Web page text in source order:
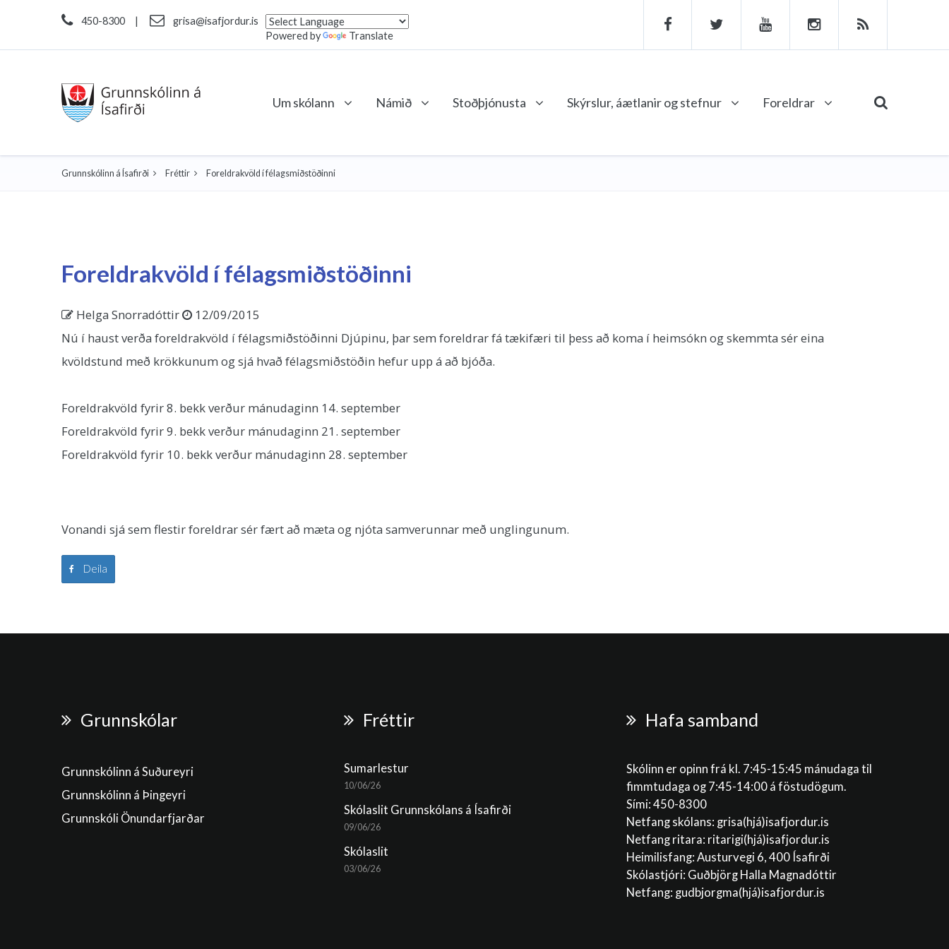
450-8300 |
grisa@isafjordur.is
Powered by
Translate
Um skólann Námið Stoðþjónusta Skýrslur, áætlanir og stefnur Foreldrar
Grunnskólinn á Ísafirði Fréttir Foreldrakvöld í félagsmiðstöðinni
Foreldrakvöld í félagsmiðstöðinni
Helga Snorradóttir
12/09/2015
Nú í haust verða foreldrakvöld í félagsmiðstöðinni Djúpinu, þar sem foreldrar fá tækifæri til þess að koma í heimsókn og skemmta sér eina
kvöldstund með krökkunum og sjá hvað félagsmiðstöðin hefur upp á að bjóða.
Foreldrakvöld fyrir 8. bekk verður mánudaginn 14. september
Foreldrakvöld fyrir 9. bekk verður mánudaginn 21. september
Foreldrakvöld fyrir 10. bekk verður mánudaginn 28. september
Vonandi sjá sem flestir foreldrar sér fært að mæta og njóta samverunnar með unglingunum.
Deila
Grunnskólar
Grunnskólinn á Suðureyri
Grunnskólinn á Þingeyri
Grunnskóli Önundarfjarðar
Fréttir
Sumarlestur
10/06/26
Skólaslit Grunnskólans á Ísafirði
09/06/26
Skólaslit
03/06/26
Hafa samband
Skólinn er opinn frá kl. 7:45-15:45 mánudaga til
fimmtudaga og 7:45-14:00 á föstudögum.
Sími: 450-8300
Netfang skólans: grisa(hjá)isafjordur.is
Netfang ritara: ritarigi(hjá)isafjordur.is
Heimilisfang: Austurvegi 6, 400 Ísafirði
Skólastjóri: Guðbjörg Halla Magnadóttir
Netfang: gudbjorgma(hjá)isafjordur.is